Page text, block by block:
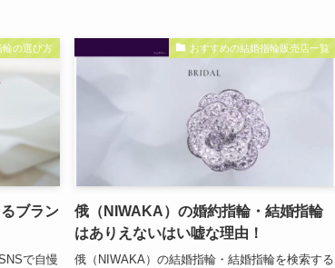
輪の選び方
ブラン
で自慢
おすすめの結婚指輪販売店一覧
俄（NIWAKA）の婚約指輪・結婚指輪
はありえないはい嘘な理由！
俄（NIWAKA）の結婚指輪・結婚指輪を検索する